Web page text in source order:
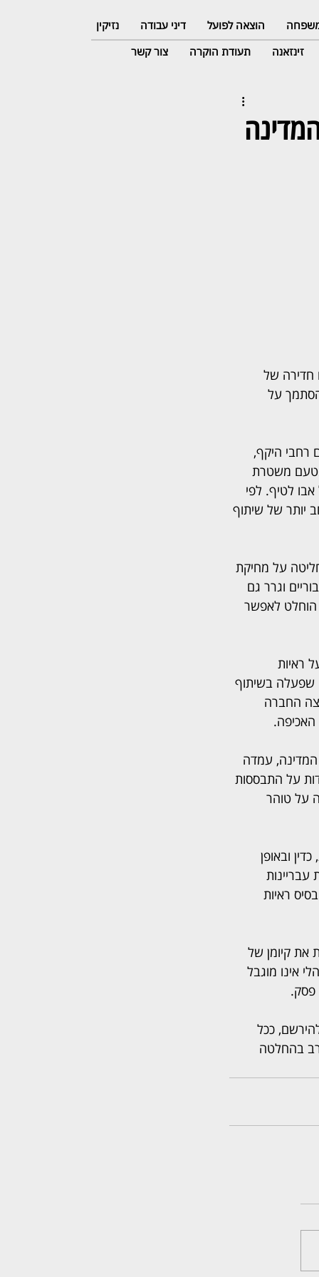
משפחה הוצאה לפועל דיני עבודה
נזיקין
זינזאנה
תעודת הוקרה צור קשר
חדירה של
על
ב-19 מכרזים ממשלתיים רחבי היקף,
מטעם משטרת
לטיף. לפי
יותר של שיתוף
על מחיקת
וגרר גם
הוחלט לאפשר
ראיות
שפעלה בשיתוף
שנחקר במועצה המקומית אעבלין בשנת 2022, אולצה החברה
המדינה, עמדה
על התבססות
על טוהר
ובאופן
ראיות
את קיומן של
אינו מוגבל
פסק.
ככל
בהחלטה